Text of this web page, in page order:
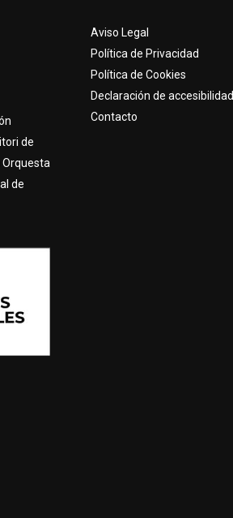
de
Orquesta
de
Aviso Legal
Política de Privacidad
Política de Cookies
Declaración de accesibilidad
Contacto